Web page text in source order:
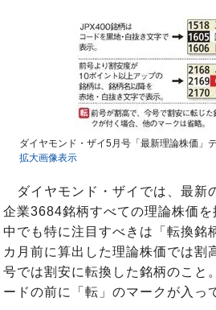
ダイヤモンド・ザイ5月号「最新理論株価」
拡大画像表示
ダイヤモンド・ザイでは、最新
企業3684銘柄すべての理論株価
中でも特に注目すべきは「転換銘
カ月前に算出した理論株価では割
号では割安に転換した銘柄のこと
ードの前に「転」のマークが入っ